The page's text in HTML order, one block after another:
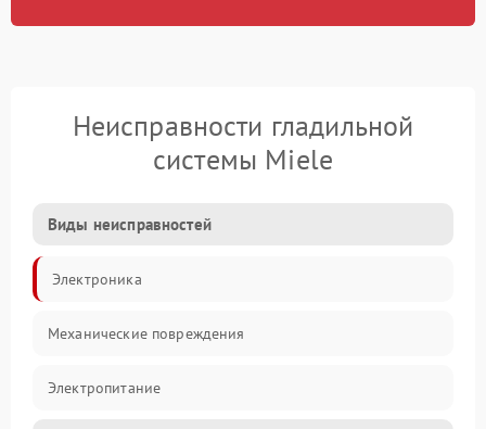
Неисправности гладильной
системы Miele
Виды неисправностей
Электроника
Механические повреждения
Электропитание